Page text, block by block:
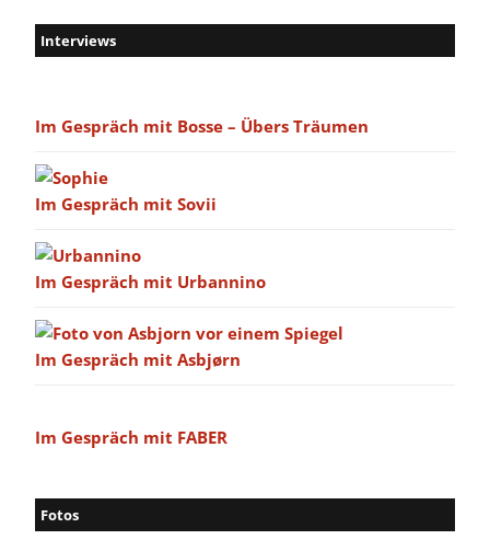
Interviews
Im Gespräch mit Bosse – Übers Träumen
Im Gespräch mit Sovii
Im Gespräch mit Urbannino
Im Gespräch mit Asbjørn
Im Gespräch mit FABER
Fotos